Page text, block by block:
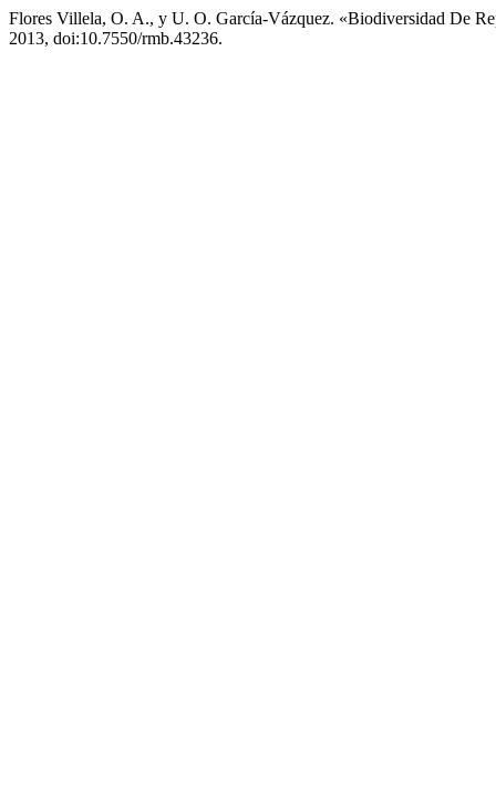
Flores Villela, O. A., y U. O. García-Vázquez. «Biodiversidad De
2013, doi:10.7550/rmb.43236.